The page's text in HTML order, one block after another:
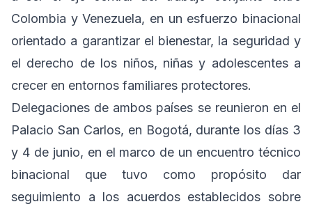
Colombia y Venezuela, en un esfuerzo binacional
orientado a garantizar el bienestar, la seguridad y
el derecho de los niños, niñas y adolescentes a
crecer en entornos familiares protectores.
Delegaciones de ambos países se reunieron en el
Palacio San Carlos, en Bogotá, durante los días 3
y 4 de junio, en el marco de un encuentro técnico
binacional que tuvo como propósito dar
seguimiento a los acuerdos establecidos sobre